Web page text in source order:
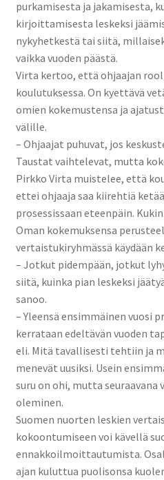
purkamisesta ja jakamisesta,
kirjoittamisesta leskeksi
nykyhetkestä tai siitä,
vaikka vuoden päästä.
Virta kertoo, että ohjaajan
koulutuksessa. On kyettävä
omien kokemustensa ja
välille.
– Ohjaajat puhuvat, jos
Taustat vaihtelevat, mutta
Pirkko Virta muistelee, että
ettei ohjaaja saa kiirehtiä
prosessissaan eteenpäin.
Oman kokemuksensa
vertaistukiryhmässä käydään
– Jotkut pidempään, jotkut
siitä, kuinka pian leskeksi
sanoo.
– Yleensä ensimmäinen vuosi
kerrataan edeltävän vuoden
eli. Mitä tavallisesti tehtiin ja
menevät uusiksi. Usein
suru on ohi, mutta
oleminen.
Suomen nuorten leskien
kokoontumiseen voi kävellä
ennakkoilmoittautumista.
ajan kuluttua puolisonsa